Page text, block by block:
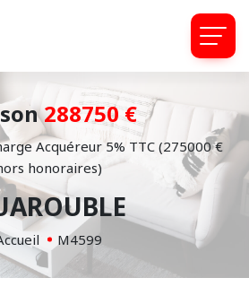
288750 €
Acquéreur 5% TTC (275000 €
honoraires)
M4599